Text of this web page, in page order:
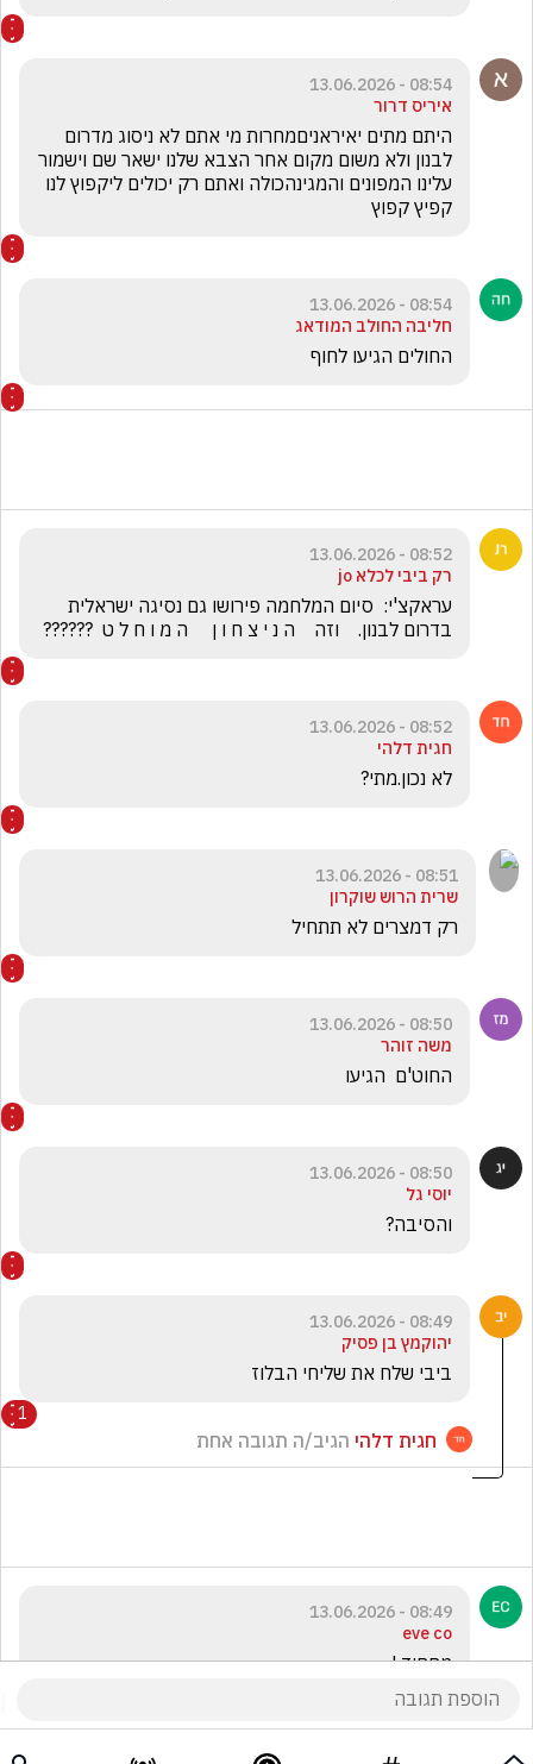
08:54 - 13.06.2026
איריס דרור
קפיץ קפוץ
08:54 - 13.06.2026
חליבה החולב המודאג
החולים הגיעו לחוף
08:52 - 13.06.2026
רק ביבי לכלא jo
בדרום לבנון.    וזה    ה נ י צ ח ו ן     ה מ ו ח ל ט  ??????
08:52 - 13.06.2026
חגית דלהי
לא נכון.מתי?
08:51 - 13.06.2026
שרית הרוש שוקרון
רק דמצרים לא תתחיל
08:50 - 13.06.2026
משה זוהר
החוט'ם  הגיעו
08:50 - 13.06.2026
יוסי גל
והסיבה?
08:49 - 13.06.2026
יהוקמץ בן פסיק
ביבי שלח את שליחי הבלוז
1
חגית דלהי הגיב/ה תגובה אחת
08:49 - 13.06.2026
eve co
מםחיד !